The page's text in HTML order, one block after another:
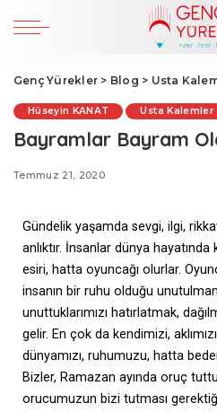
Genç Yürekler > Blog > Usta
Hüseyin KANAT Usta Kalemler
Bayramlar Bayram
Temmuz 21, 2020
Gündelik yaşamda sevgi, ilgi,
anlıktır. İnsanlar dünya
esiri, hatta oyuncağı olurlar.
insanın bir ruhu olduğu
unuttuklarımızı hatırlatmak,
gelir. En çok da kendimizi,
dünyamızı, ruhumuzu, hatta
Bizler, Ramazan ayında oruç
orucumuzun bizi tutması